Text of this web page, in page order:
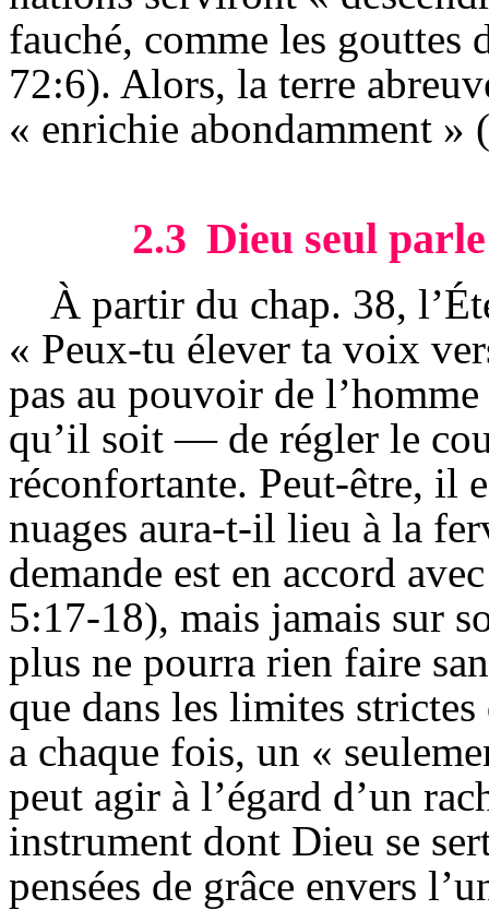
fauché, comme les gouttes
72:6). Alors, la terre
« enrichie abondamment »
2.3 Dieu seul
À partir du chap. 38, l’
« Peux-tu élever ta voix
pas au pouvoir de
qu’il soit — de régler le
réconfortante. Peut-être, il
nuages aura-t-il lieu à la
demande est en accord
5:17-18), mais jamais sur
plus ne pourra rien faire
que dans les limites
a chaque fois, un «
peut agir à l’égard d’un
instrument dont Dieu se
pensées de grâce envers